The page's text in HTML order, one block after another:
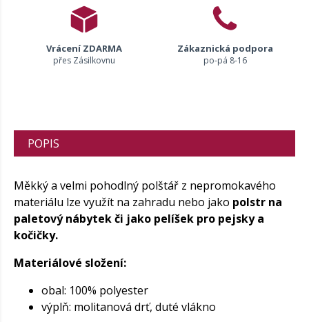
Vrácení ZDARMA
přes Zásilkovnu
Zákaznická podpora
po-pá 8-16
POPIS
Měkký a velmi pohodlný polštář z nepromokavého
materiálu lze využít na zahradu nebo jako polstr na
paletový nábytek či jako pelíšek pro pejsky a
kočičky.
Materiálové složení:
obal: 100% polyester
výplň: molitanová drť, duté vlákno